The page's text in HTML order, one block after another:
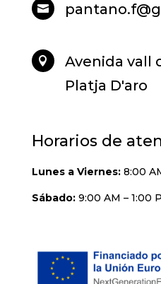


Avenida vall
Platja D'aro
Horarios de
Lunes a Viernes:8:00
Sábado:9:00 AM – 1:00